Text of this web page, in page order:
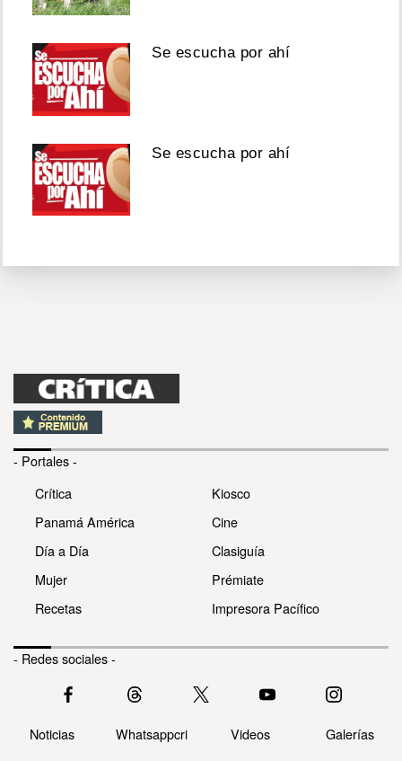
Se escucha por ahí
Se escucha por ahí
- Portales -
Crítica
Panamá América
Día a Día
Mujer
Recetas
Kiosco
Cine
Clasiguía
Prémiate
Impresora Pacífico
- Redes sociales -
Noticias Whatsappcri Videos Galerías